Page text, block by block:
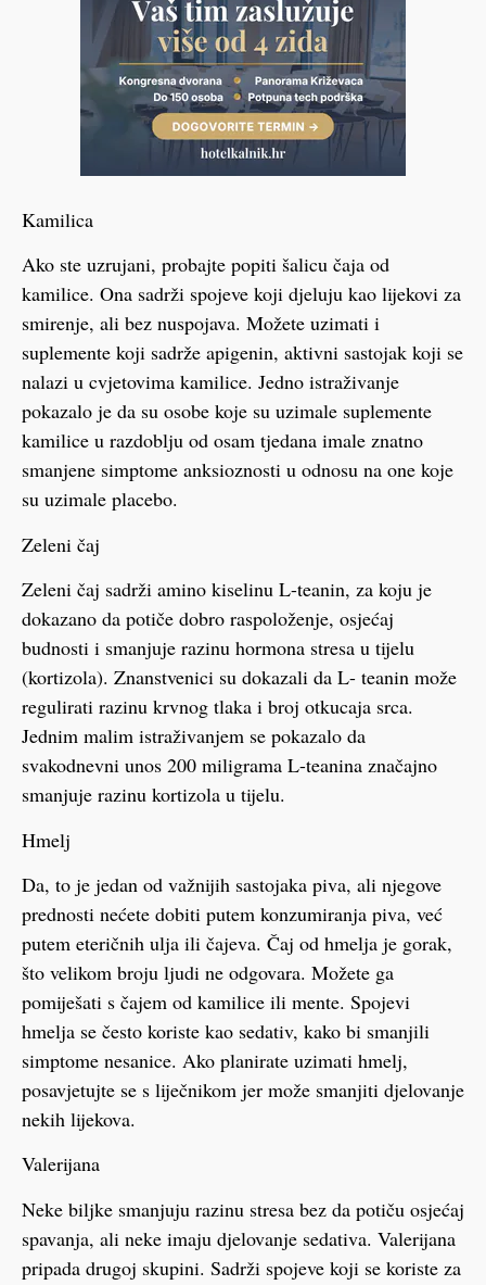
Kamilica
Ako ste uzrujani, probajte popiti šalicu čaja od
kamilice. Ona sadrži spojeve koji djeluju kao lijekovi za
smirenje, ali bez nuspojava. Možete uzimati i
suplemente koji sadrže apigenin, aktivni sastojak koji se
nalazi u cvjetovima kamilice. Jedno istraživanje
pokazalo je da su osobe koje su uzimale suplemente
kamilice u razdoblju od osam tjedana imale znatno
smanjene simptome anksioznosti u odnosu na one koje
su uzimale placebo.
Zeleni čaj
Zeleni čaj sadrži amino kiselinu L-teanin, za koju je
dokazano da potiče dobro raspoloženje, osjećaj
budnosti i smanjuje razinu hormona stresa u tijelu
(kortizola). Znanstvenici su dokazali da L- teanin može
regulirati razinu krvnog tlaka i broj otkucaja srca.
Jednim malim istraživanjem se pokazalo da
svakodnevni unos 200 miligrama L-teanina značajno
smanjuje razinu kortizola u tijelu.
Hmelj
Da, to je jedan od važnijih sastojaka piva, ali njegove
prednosti nećete dobiti putem konzumiranja piva, već
putem eteričnih ulja ili čajeva. Čaj od hmelja je gorak,
što velikom broju ljudi ne odgovara. Možete ga
pomiješati s čajem od kamilice ili mente. Spojevi
hmelja se često koriste kao sedativ, kako bi smanjili
simptome nesanice. Ako planirate uzimati hmelj,
posavjetujte se s liječnikom jer može smanjiti djelovanje
nekih lijekova.
Valerijana
Neke biljke smanjuju razinu stresa bez da potiču osjećaj
spavanja, ali neke imaju djelovanje sedativa. Valerijana
pripada drugoj skupini. Sadrži spojeve koji se koriste za